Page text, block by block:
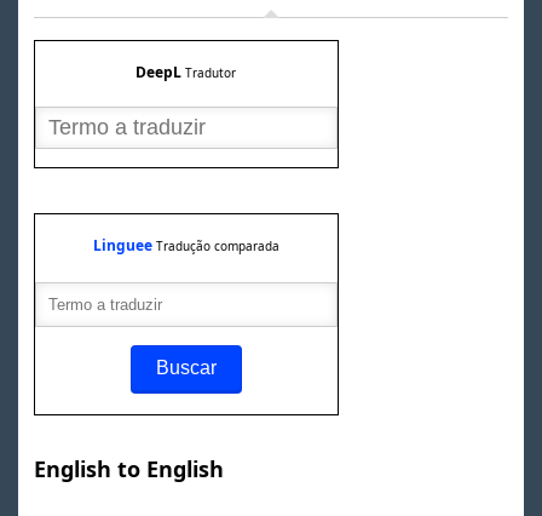
DeepL Tradutor
Linguee Tradução comparada
English to English